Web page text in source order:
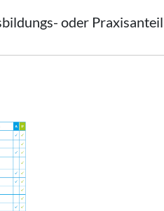
oder